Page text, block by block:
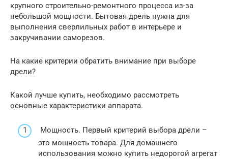
крупного строительно-ремонтного процесса из-за
небольшой мощности. Бытовая дрель нужна для
выполнения сверлильных работ в интерьере и
закручивании саморезов.
На какие критерии обратить внимание при выборе
дрели?
Какой лучше купить, необходимо рассмотреть
основные характеристики аппарата.
Мощность. Первый критерий выбора дрели –
это мощность товара. Для домашнего
использования можно купить недорогой агрегат